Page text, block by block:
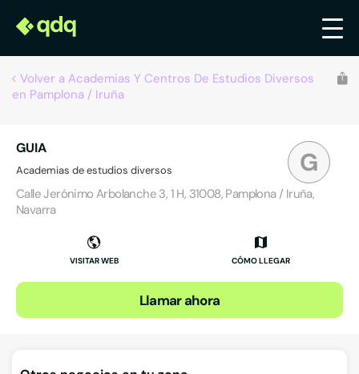
Volver a Academias Y Centros De Estudios Diversos
en Pamplona / Iruña
G
GUIA
Academias de estudios diversos
Calle Jerónimo Arbolanche 3, 1 H, 31008, Pamplona / Iruña,
Navarra
VISITAR WEB CÓMO LLEGAR
Llamar ahora